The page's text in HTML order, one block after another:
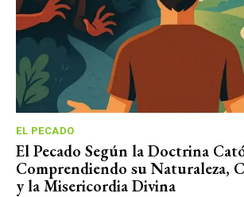
EL PECADO
El Pecado Según la Doctrina
Comprendiendo su Naturaleza,
y la Misericordia Divina